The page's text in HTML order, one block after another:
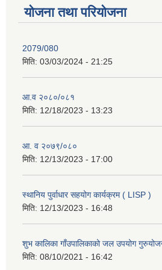
योजना तथा परियोजना
2079/080
मिति: 03/03/2024 - 21:25
आ.व २०८०/०८१
मिति: 12/18/2023 - 13:23
आ. व २०७९/०८०
मिति: 12/13/2023 - 17:00
स्थानिय पुर्वाधार सहयोग कार्यक्रम ( LISP )
मिति: 12/13/2023 - 16:48
शुभ कालिका गाँउपालिकाको जल उपयोग
मिति: 08/10/2021 - 16:42